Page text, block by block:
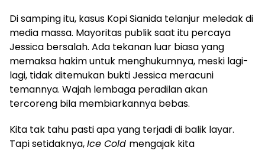
Di samping itu, kasus Kopi Sianida telanjur meledak di
media massa. Mayoritas publik saat itu percaya
Jessica bersalah. Ada tekanan luar biasa yang
memaksa hakim untuk menghukumnya, meski lagi-
lagi, tidak ditemukan bukti Jessica meracuni
temannya. Wajah lembaga peradilan akan
tercoreng bila membiarkannya bebas.
Kita tak tahu pasti apa yang terjadi di balik layar.
Tapi setidaknya,Ice Cold mengajak kita